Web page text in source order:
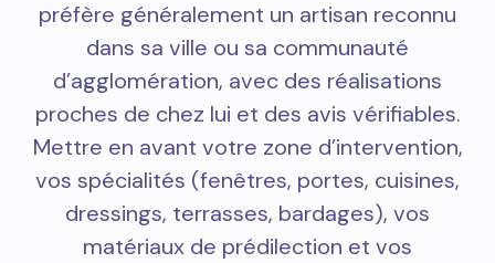
préfère généralement un artisan reconnu
dans sa ville ou sa communauté
d’agglomération, avec des réalisations
proches de chez lui et des avis vérifiables.
Mettre en avant votre zone d’intervention,
vos spécialités (fenêtres, portes, cuisines,
dressings, terrasses, bardages), vos
matériaux de prédilection et vos